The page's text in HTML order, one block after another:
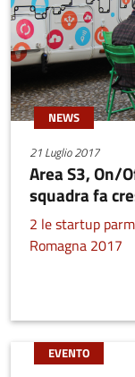
NEWS
21 Luglio 2017
Area S3, On/
squadra fa
2 le startup
Romagna 2017
EVENTO